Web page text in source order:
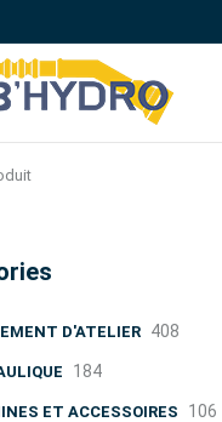
D'ATELIER 408
184
ET ACCESSOIRES 106